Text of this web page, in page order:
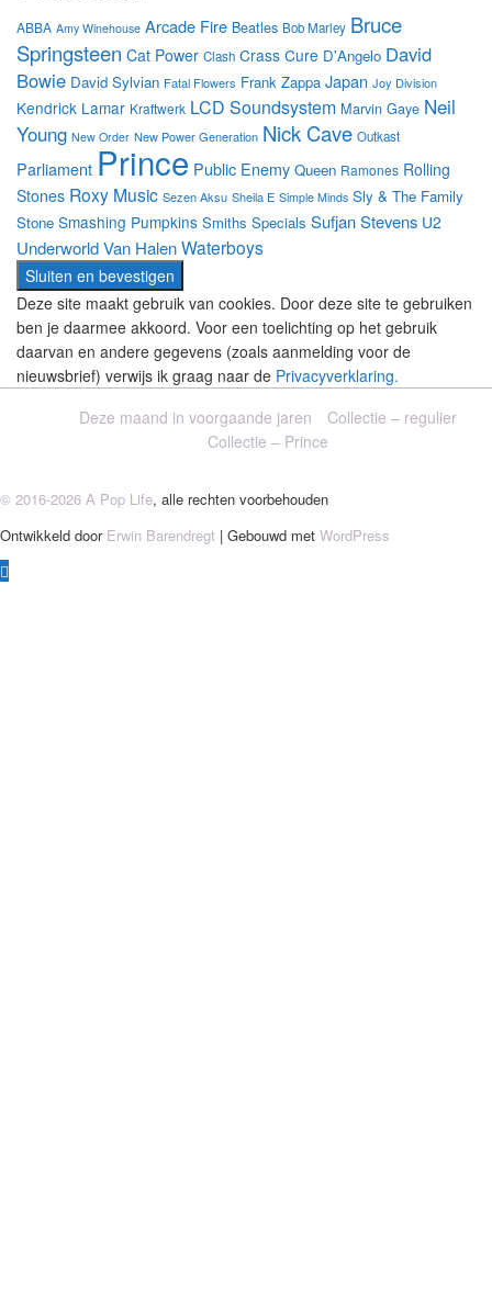
ABBA Amy Winehouse Arcade Fire Beatles Bob Marley Bruce
Springsteen Cat Power Clash Crass Cure D'Angelo David
Bowie David Sylvian Fatal Flowers Frank Zappa Japan Joy Division
Kendrick Lamar Kraftwerk LCD Soundsystem Marvin Gaye Neil
Young New Order New Power Generation Nick Cave Outkast
Parliament Prince Public Enemy Queen Ramones Rolling
Stones Roxy Music Sezen Aksu Sheila E Simple Minds Sly & The Family
Stone Smashing Pumpkins Smiths Specials Sufjan Stevens U2
UnderworldVan HalenWaterboys
Deze site maakt gebruik van cookies. Door deze site te gebruiken
ben je daarmee akkoord. Voor een toelichting op het gebruik
daarvan en andere gegevens (zoals aanmelding voor de
nieuwsbrief) verwijs ik graag naar de Privacyverklaring.
Deze maand in voorgaande jaren
Collectie – regulier
Collectie – Prince
© 2016-2026 A Pop Life, alle rechten voorbehouden
Ontwikkeld door Erwin Barendregt | Gebouwd met WordPress